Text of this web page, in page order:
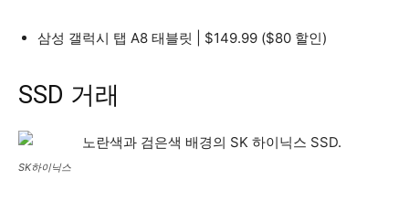
삼성 갤럭시 탭 A8 태블릿 | $149.99 ($80 할인)
SSD 거래
SK하이닉스